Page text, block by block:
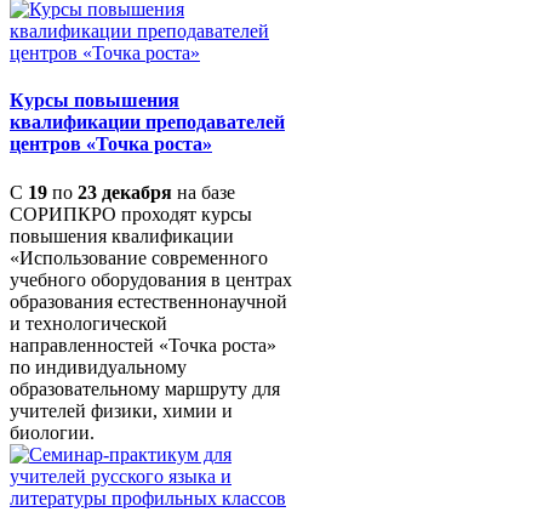
Курсы повышения
квалификации преподавателей
центров «Точка роста»
С 19 по 23 декабря на базе
СОРИПКРО проходят курсы
повышения квалификации
«Использование современного
учебного оборудования в центрах
образования естественнонаучной
и технологической
направленностей «Точка роста»
по индивидуальному
образовательному маршруту для
учителей физики, химии и
биологии.